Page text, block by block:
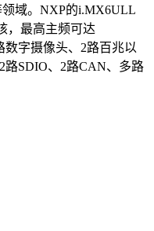
域。NXP的i.MX6ULL
，最高主频可达
数字摄像头、2路百兆以
路SDIO、2路CAN、多路